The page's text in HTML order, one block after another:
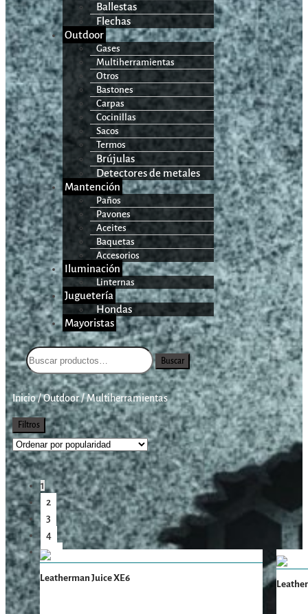
Ballestas
Flechas
Outdoor
Gases
Multiherramientas
Otros
Bastones
Carpas
Cocinillas
Sacos
Termos
Brújulas
Detectores de metales
Mantención
Paños
Pavones
Aceites
Baquetas
Accesorios
Iluminación
Linternas
Juguetería
Hondas
Mayoristas
Buscar
Inicio/Outdoor/Multiherramientas
Filtros
1
2
3
4
→
Leatherman Juice XE6